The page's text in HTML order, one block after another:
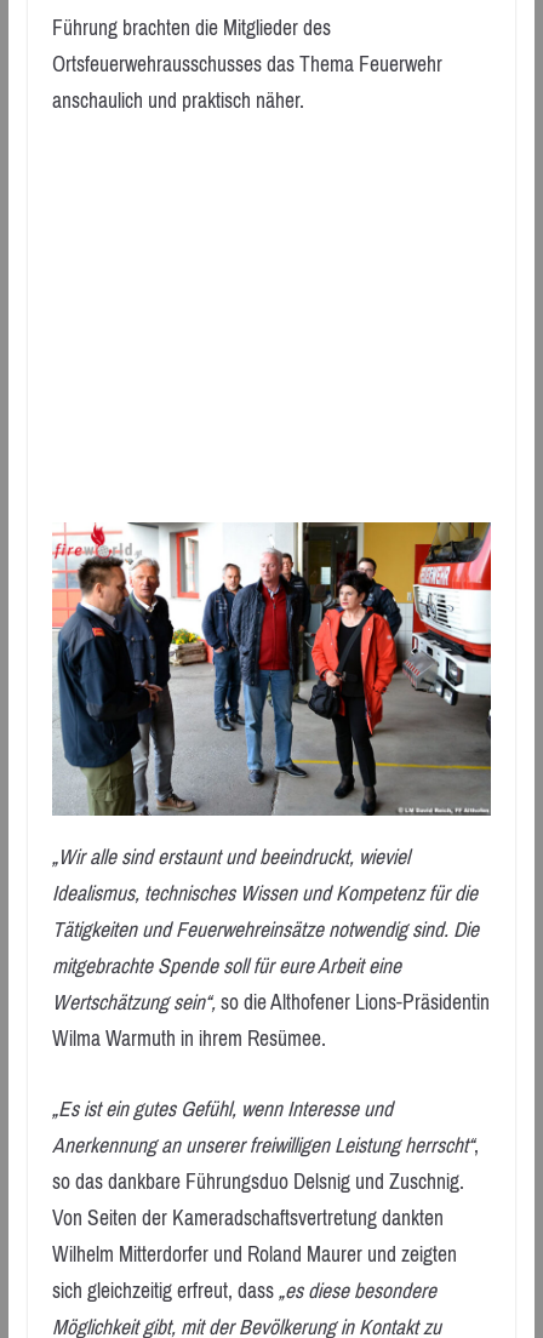
Führung brachten die Mitglieder des
Ortsfeuerwehrausschusses das Thema Feuerwehr
anschaulich und praktisch näher.
„Wir alle sind erstaunt und beeindruckt, wieviel
Idealismus, technisches Wissen und Kompetenz für die
Tätigkeiten und Feuerwehreinsätze notwendig sind. Die
mitgebrachte Spende soll für eure Arbeit eine
Wertschätzung sein“,so die Althofener Lions-Präsidentin
Wilma Warmuth in ihrem Resümee.
„Es ist ein gutes Gefühl, wenn Interesse und
Anerkennung an unserer freiwilligen Leistung herrscht“,
so das dankbare Führungsduo Delsnig und Zuschnig.
Von Seiten der Kameradschaftsvertretung dankten
Wilhelm Mitterdorfer und Roland Maurer und zeigten
sich gleichzeitig erfreut, dass„es diese besondere
Möglichkeit gibt, mit der Bevölkerung in Kontakt zu